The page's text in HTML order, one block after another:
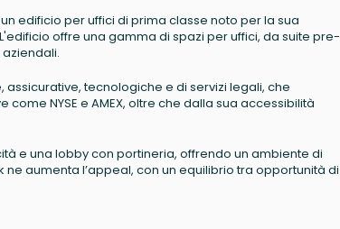
edificio per uffici di prima classe noto per la sua
offre una gamma di spazi per uffici, da suite pre-
tecnologiche e di servizi legali, che
NYSE e AMEX, oltre che dalla sua accessibilità
e una lobby con portineria, offrendo un ambiente di
aumenta l’appeal, con un equilibrio tra opportunità di